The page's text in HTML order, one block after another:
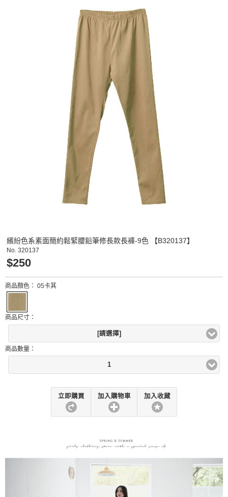
繽紛色系素面簡約鬆緊腰鉛筆修長款長褲-9色 【B320137】
No. 320137
$250
商品顏色： 05卡其
商品尺寸：
[請選擇]
商品數量：
1
立即購買 加入購物車 加入收藏